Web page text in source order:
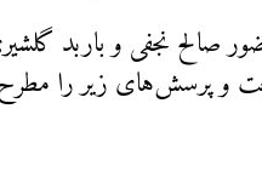
صالح نجفی و باربد
و پرسش‌های زیر را